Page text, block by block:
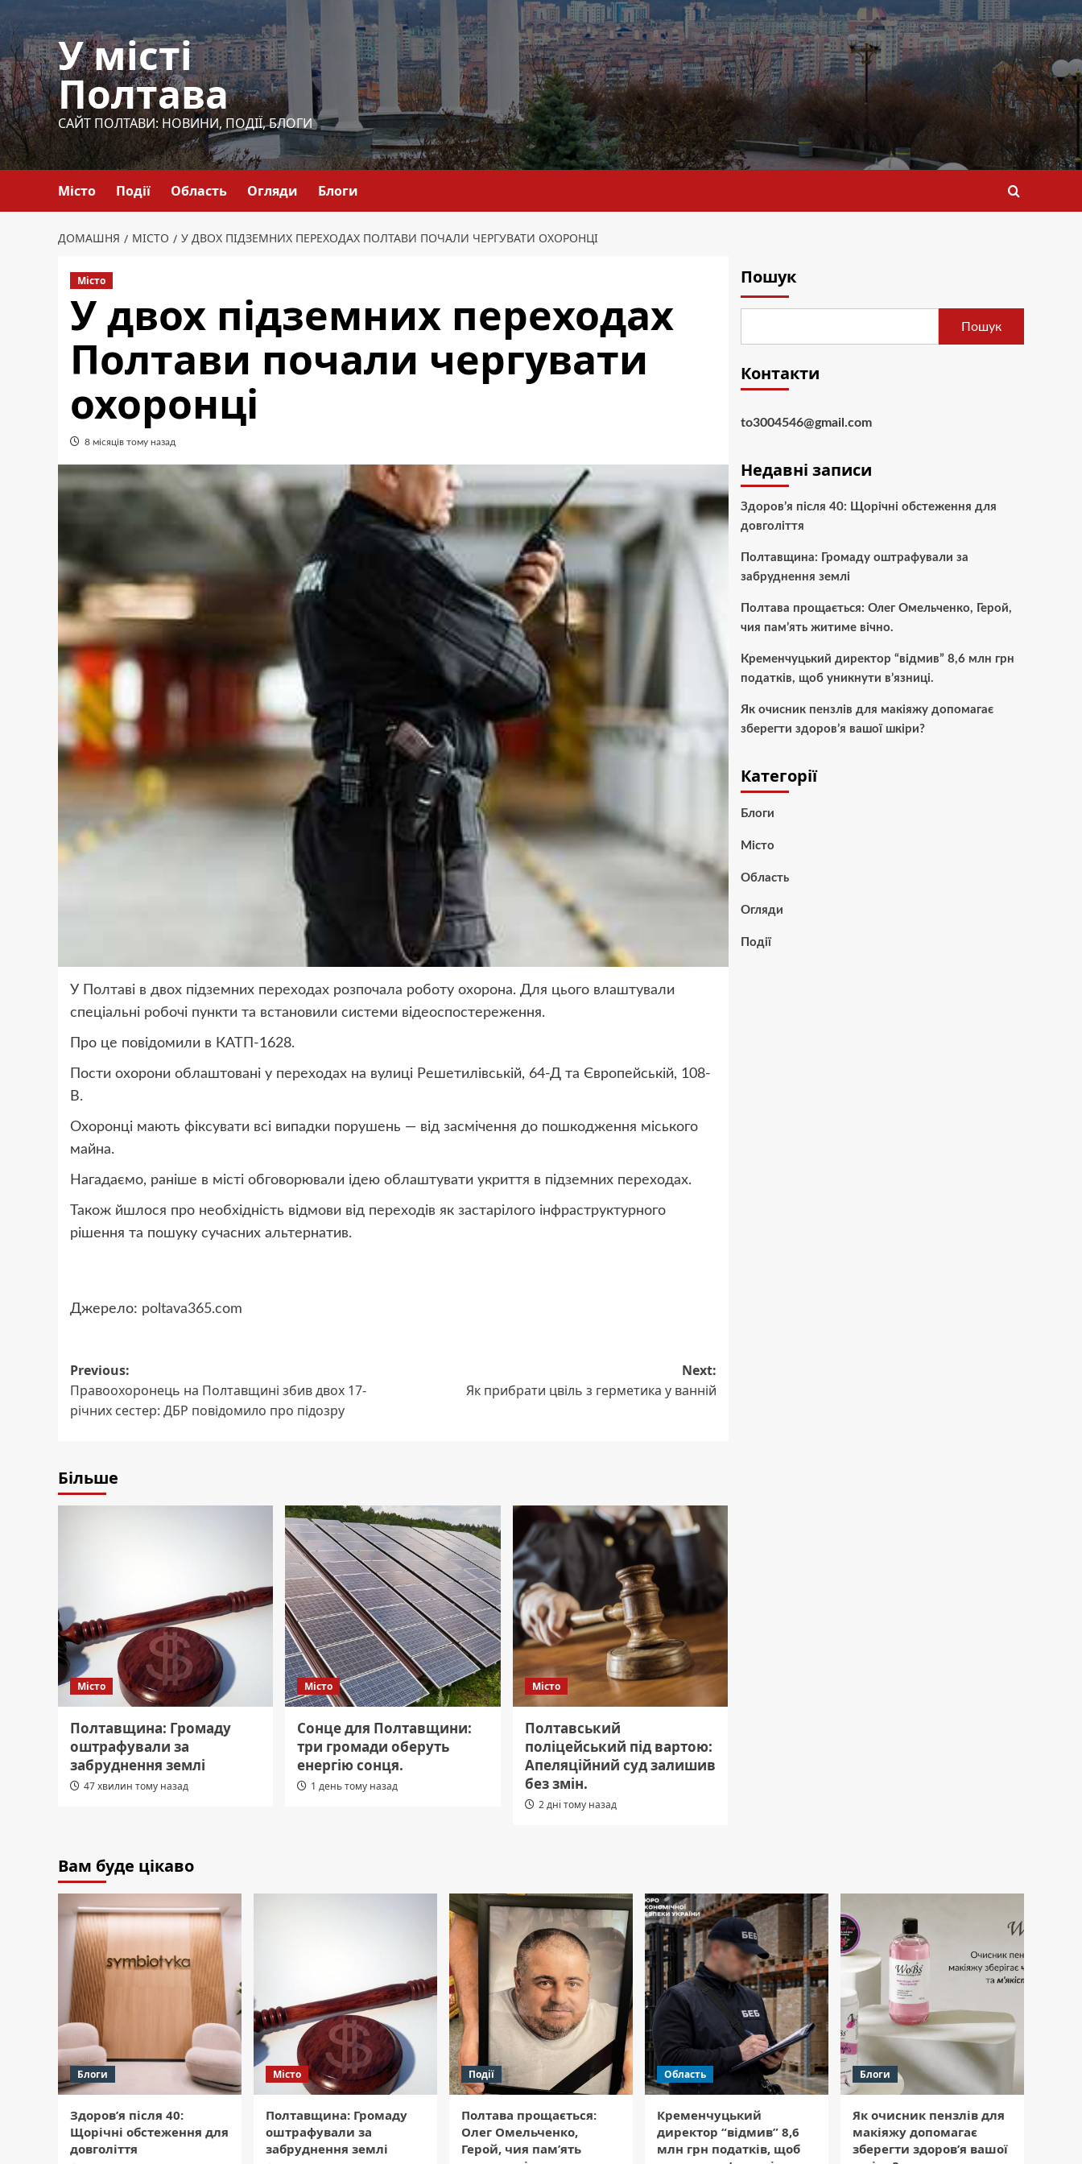
до
вмісту
У місті
Полтава
САЙТ ПОЛТАВИ: НОВИНИ, ПОДІЇ, БЛОГИ
Місто Події Область Огляди Блоги
ДОМАШНЯ МІСТО У ДВОХ ПІДЗЕМНИХ ПЕРЕХОДАХ ПОЛТАВИ ПОЧАЛИ ЧЕРГУВАТИ ОХОРОНЦІ
Місто
У двох підземних переходах
Полтави почали чергувати
охоронці
8 місяців тому назад
У Полтаві в двох підземних переходах розпочала роботу охорона. Для цього влаштували
спеціальні робочі пункти та встановили системи відеоспостереження.
Про це повідомили в КАТП-1628.
Пости охорони облаштовані у переходах на вулиці Решетилівській, 64-Д та Європейській, 108-
В.
Охоронці мають фіксувати всі випадки порушень — від засмічення до пошкодження міського
майна.
Нагадаємо, раніше в місті обговорювали ідею облаштувати укриття в підземних переходах.
Також йшлося про необхідність відмови від переходів як застарілого інфраструктурного
рішення та пошуку сучасних альтернатив.
Джерело: poltava365.com
Post
navigation
Previous:
Правоохоронець на Полтавщині збив двох 17-
річних сестер: ДБР повідомило про підозру
Next:
Як прибрати цвіль з герметика у ванній
Більше
Місто
Полтавщина: Громаду
оштрафували за
забруднення землі
47 хвилин тому назад
Місто
Сонце для Полтавщини:
три громади оберуть
енергію сонця.
1 день тому назад
Місто
Полтавський
поліцейський під вартою:
Апеляційний суд залишив
без змін.
2 дні тому назад
Пошук
Пошук
Контакти
to3004546@gmail.com
Недавні записи
Здоров’я після 40: Щорічні обстеження для
довголіття
Полтавщина: Громаду оштрафували за
забруднення землі
Полтава прощається: Олег Омельченко, Герой,
чия пам’ять житиме вічно.
Кременчуцький директор “відмив” 8,6 млн грн
податків, щоб уникнути в’язниці.
Як очисник пензлів для макіяжу допомагає
зберегти здоров’я вашої шкіри?
Категорії
Блоги
Місто
Область
Огляди
Події
Вам буде цікаво
Блоги
Здоров’я після 40:
Щорічні обстеження для
довголіття
Місто
Полтавщина: Громаду
оштрафували за
забруднення землі
Події
Полтава прощається:
Олег Омельченко,
Герой, чия пам’ять
Область
Кременчуцький
директор “відмив” 8,6
млн грн податків, щоб
Блоги
Як очисник пензлів для
макіяжу допомагає
зберегти здоров’я вашої